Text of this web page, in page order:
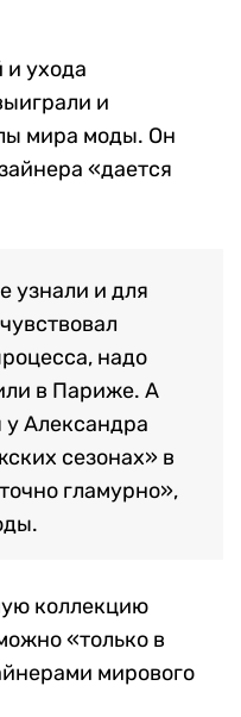
и ухода
и
мира моды. Он
«дается
узнали и для
надо
в Париже. А
у Александра
сезонах» в
гламурно»,
коллекцию
«только в
мирового